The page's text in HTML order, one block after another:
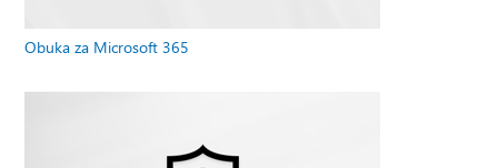
Obuka za Microsoft 365